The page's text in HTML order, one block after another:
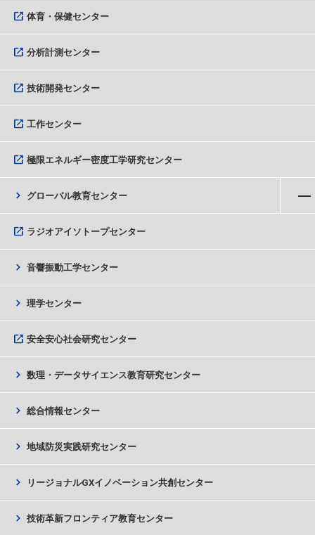
体育・保健センター
open_in_new
分析計測センター
open_in_new
技術開発センター
open_in_new
工作センター
open_in_new
極限エネルギー密度工学研究センター
open_in_new
グローバル教育センター
chevron_right
ラジオアイソトープセンター
open_in_new
音響振動工学センター
chevron_right
理学センター
chevron_right
安全安心社会研究センター
open_in_new
数理・データサイエンス教育研究センター
chevron_right
総合情報センター
chevron_right
地域防災実践研究センター
chevron_right
リージョナルGXイノベーション共創センター
chevron_right
技術革新フロンティア教育センター
chevron_right